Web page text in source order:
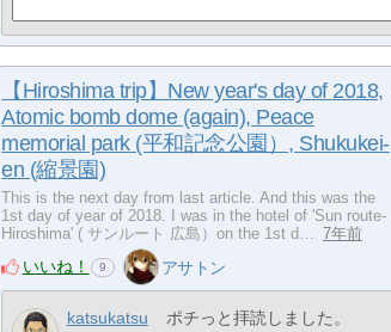
【Hiroshima trip】New year's day of 2018,
Atomic bomb dome (again), Peace
memorial park (平和記念公園）, Shukukei-
en (縮景園)
This is the next day from last article. And this was the
1st day of year of 2018. I was in the hotel of 'Sun route-
Hiroshima' ( サンルート 広島）on the 1st d… 7年前
いいね！ 9 アサトン
katsukatsu ポチっと拝読しました。